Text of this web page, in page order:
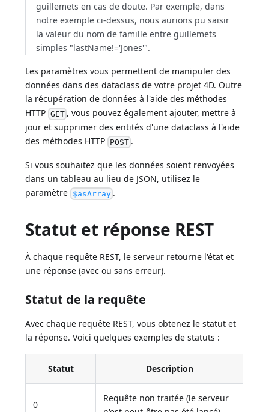
guillemets en cas de doute. Par exemple, dans
notre exemple ci-dessus, nous aurions pu saisir
la valeur du nom de famille entre guillemets
simples "lastName!='Jones'".
Les paramètres vous permettent de manipuler des
données dans des dataclass de votre projet 4D. Outre
la récupération de données à l'aide des méthodes
HTTP GET , vous pouvez également ajouter, mettre à
jour et supprimer des entités d'une dataclass à l'aide
des méthodes HTTP POST .
Si vous souhaitez que les données soient renvoyées
dans un tableau au lieu de JSON, utilisez le
paramètre $asArray .
Statut et réponse REST
À chaque requête REST, le serveur retourne l'état et
une réponse (avec ou sans erreur).
Statut de la requête
Avec chaque requête REST, vous obtenez le statut et
la réponse. Voici quelques exemples de statuts :
Statut Description
0
Requête non traitée (le serveur